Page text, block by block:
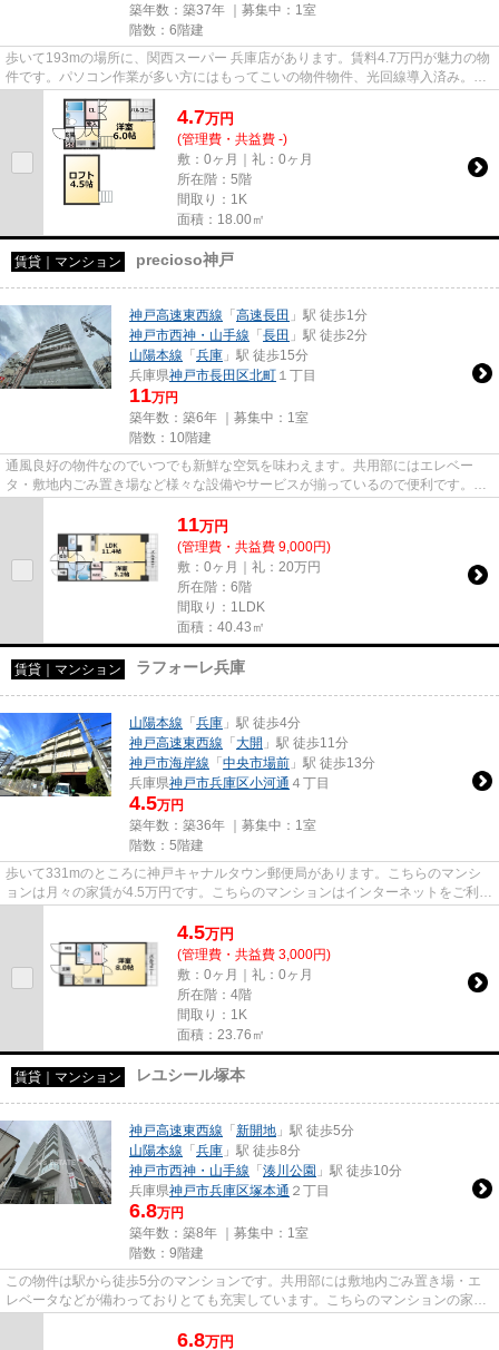
築年数：築37年 ｜募集中： 1室
階数：6階建
歩いて193mの場所に、関西スーパー 兵庫店があります。賃料4.7万円が魅力の物
件です。パソコン作業が多い方にはもってこいの物件物件、光回線導入済み。
「キューブ神戸塚本通」の物件...
4.7万円
(管理費・共益費 -)
敷：0ヶ月｜礼：0ヶ月
所在階：5階
間取り：1K
面積：18.00㎡
賃貸｜マンション precioso神戸
神戸高速東西線 「 高速長田 」駅 徒歩1分
神戸市西神・山手線 「 長田 」駅 徒歩2分
山陽本線 「 兵庫 」駅 徒歩15分
兵庫県神戸市長田区北町 １丁目
11万円
築年数：築6年 ｜募集中： 1室
階数：10階建
通風良好の物件なのでいつでも新鮮な空気を味わえます。共用部にはエレベー
タ・敷地内ごみ置き場など様々な設備やサービスが揃っているので便利です。賃
11万円
(管理費・共益費 9,000円)
敷：0ヶ月｜礼：20万円
所在階：6階
間取り：1LDK
面積：40.43㎡
賃貸｜マンション ラフォーレ兵庫
山陽本線 「 兵庫 」駅 徒歩4分
神戸高速東西線 「 大開 」駅 徒歩11分
神戸市海岸線 「 中央市場前 」駅 徒歩13分
兵庫県神戸市兵庫区小河通 ４丁目
4.5万円
築年数：築36年 ｜募集中： 1室
階数：5階建
歩いて331mのところに神戸キャナルタウン郵便局があります。こちらのマンシ
ョンは月々の家賃が4.5万円です。こちらのマンションはインターネットをご利用
4.5万円
(管理費・共益費 3,000円)
敷：0ヶ月｜礼：0ヶ月
所在階：4階
間取り：1K
面積：23.76㎡
賃貸｜マンション レユシール塚本
神戸高速東西線 「 新開地 」駅 徒歩5分
山陽本線 「 兵庫 」駅 徒歩8分
神戸市西神・山手線 「 湊川公園 」駅 徒歩10分
兵庫県神戸市兵庫区塚本通 ２丁目
6.8万円
築年数：築8年 ｜募集中： 1室
階数：9階建
この物件は駅から徒歩5分のマンションです。共用部には敷地内ごみ置き場・エ
レベータなどが備わっておりとても充実しています。こちらのマンションの家賃
6.8万円